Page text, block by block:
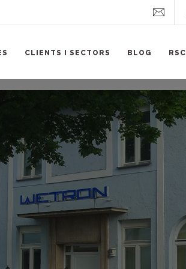
CLIENTS I SECTORS BLOG RSC